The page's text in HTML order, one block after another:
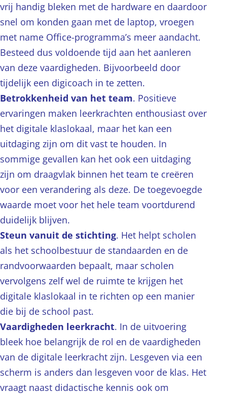
vrij handig bleken met de hardware en daardoor
snel om konden gaan met de laptop, vroegen
met name Office-programma’s meer aandacht.
Besteed dus voldoende tijd aan het aanleren
van deze vaardigheden. Bijvoorbeeld door
tijdelijk een digicoach in te zetten.
Betrokkenheid van het team. Positieve
ervaringen maken leerkrachten enthousiast over
het digitale klaslokaal, maar het kan een
uitdaging zijn om dit vast te houden. In
sommige gevallen kan het ook een uitdaging
zijn om draagvlak binnen het team te creëren
voor een verandering als deze. De toegevoegde
waarde moet voor het hele team voortdurend
duidelijk blijven.
Steun vanuit de stichting. Het helpt scholen
als het schoolbestuur de standaarden en de
randvoorwaarden bepaalt, maar scholen
vervolgens zelf wel de ruimte te krijgen het
digitale klaslokaal in te richten op een manier
die bij de school past.
Vaardigheden leerkracht. In de uitvoering
bleek hoe belangrijk de rol en de vaardigheden
van de digitale leerkracht zijn. Lesgeven via een
scherm is anders dan lesgeven voor de klas. Het
vraagt naast didactische kennis ook om